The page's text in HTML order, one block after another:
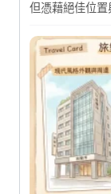
但憑藉絕佳位置